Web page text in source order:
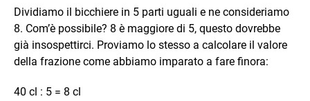
Dividiamo il bicchiere in 5 parti uguali e ne consideriamo
8. Com’è possibile? 8 è maggiore di 5, questo dovrebbe
già insospettirci. Proviamo lo stesso a calcolare il valore
della frazione come abbiamo imparato a fare finora:
40 cl : 5 = 8 cl